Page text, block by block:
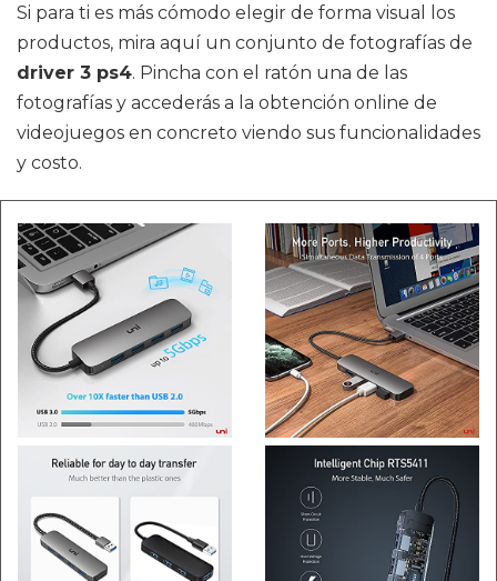
Si para ti es más cómodo elegir de forma visual los
productos, mira aquí un conjunto de fotografías de
driver 3 ps4. Pincha con el ratón una de las
fotografías y accederás a la obtención online de
videojuegos en concreto viendo sus funcionalidades
y costo.